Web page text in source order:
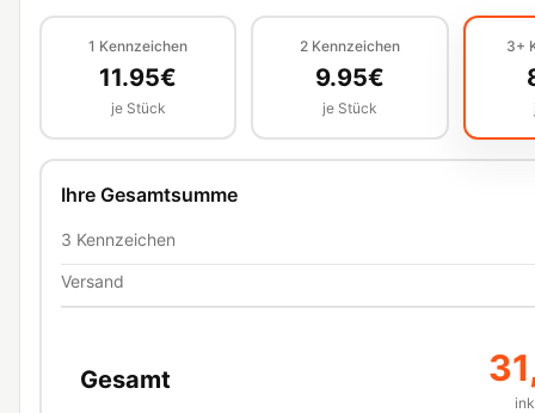
1 Kennzeichen
11.95€
je Stück
2 Kennzeichen
9.95€
je Stück
3+
Ihre Gesamtsumme
3 Kennzeichen
Versand
Gesamt